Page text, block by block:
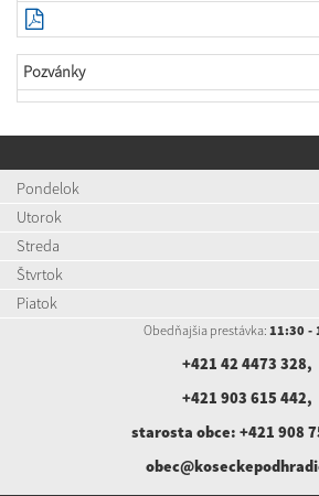
Pozvánky
Pondelok
Utorok
Streda
Štvrtok
Piatok
Obedňajšia prestávka: 11:30 -
+421 42 4473 328,
+421 903 615 442,
starosta obce: +421 908